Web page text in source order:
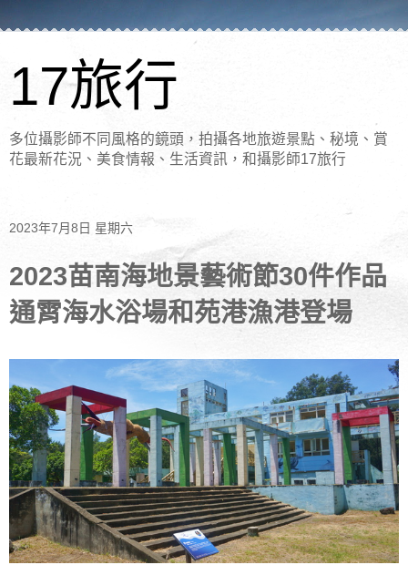
17旅行
多位攝影師不同風格的鏡頭，拍攝各地旅遊景點、秘境、賞
花最新花況、美食情報、生活資訊，和攝影師17旅行
2023年7月8日 星期六
2023苗南海地景藝術節30件作品
通霄海水浴場和苑港漁港登場